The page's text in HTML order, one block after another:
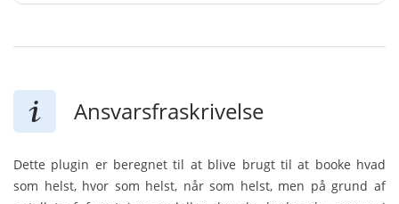
Ansvarsfraskrivelse
Dette plugin er beregnet til at blive brugt til at booke hvad
som helst, hvor som helst, når som helst, men på grund af